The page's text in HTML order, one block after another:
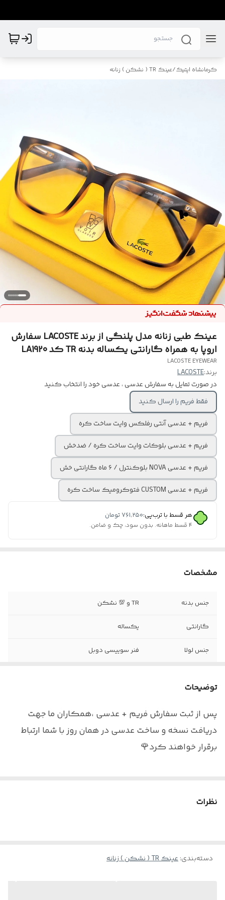
کرمانشاه اپتیک/عینک TR ( نشکن ) زنانه
عینک طبی زنانه مدل پلنگی از برند LACOSTE سفارش
اروپا به همراه گارانتی یکساله بدنه TR کد LA1920
LACOSTE EYEWEAR
برند:LACOSTE
در صورت تمایل به سفارش عدسی ، عدسی خود را انتخاب کنید
فقط فریم را ارسال کنید
فریم + عدسی آنتی رفلکس وایت ساخت کره
فریم + عدسی بلوکات وایت ساخت کره / ضدخش
فریم + عدسی NOVA بلوکنترل / ۶ ماه گارانتی خش
فریم + عدسی CUSTOM فتوکرومیک ساخت کره
هر قسط با ترب‌پی:۷۶۱٬۲۵۰تومان
۴ قسط ماهانه. بدون سود، چک و ضامن.
مشخصات
جنس بدنه TR و 💯 نشکن
گارانتی یکساله
جنس لولا فنر سوییسی دوبل
توضیحات
پس از ثبت سفارش فریم + عدسی ،همکاران ما جهت
دریافت نسخه و ساخت عدسی در همان روز با شما ارتباط
برقرار خواهند کرد🌹
نکته : درصورت تمایل به سفارش عینک به همراه عدسی
نظرات
دسته‌بندی:عینک TR ( نشکن ) زنانه